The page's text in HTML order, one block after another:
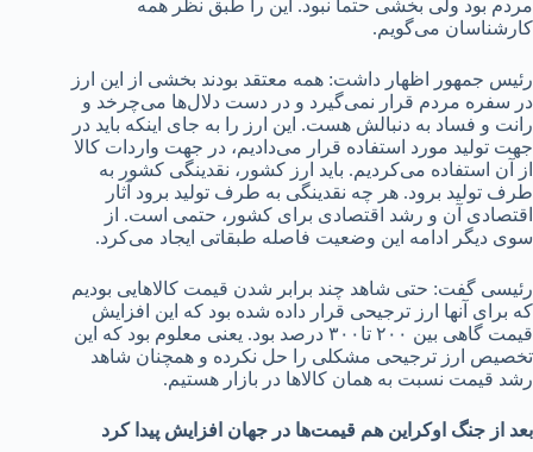
مردم بود ولی بخشی حتماً نبود. این را طبق نظر همه
کارشناسان می‌گویم.
رئیس جمهور اظهار داشت: همه معتقد بودند بخشی از این ارز
در سفره مردم قرار نمی‌گیرد و در دست دلال‌ها می‌چرخد و
رانت و فساد به دنبالش هست. این ارز را به جای اینکه باید در
جهت تولید مورد استفاده قرار می‌دادیم، در جهت واردات کالا
از آن استفاده می‌کردیم. باید ارز کشور، نقدینگی کشور به
طرف تولید برود. هر چه نقدینگی به طرف تولید برود آثار
اقتصادی آن و رشد اقتصادی برای کشور، حتمی است. از
سوی دیگر ادامه این وضعیت فاصله طبقاتی ایجاد می‌کرد.
رئیسی گفت: حتی شاهد چند برابر شدن قیمت کالاهایی بودیم
که برای آنها ارز ترجیحی قرار داده شده بود که این افزایش
قیمت گاهی بین ۲۰۰ تا۳۰۰ درصد بود. یعنی معلوم بود که این
تخصیص ارز ترجیحی مشکلی را حل نکرده و همچنان شاهد
رشد قیمت نسبت به همان کالاها در بازار هستیم.
بعد از جنگ اوکراین هم قیمت‌ها در جهان افزایش پیدا کرد